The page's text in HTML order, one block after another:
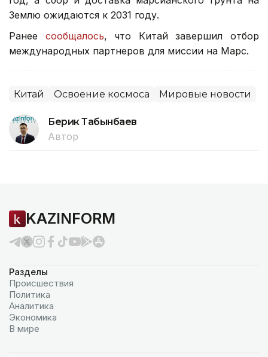
Землю ожидаются к 2031 году.
Ранее сообщалось, что Китай завершил отбор
международных партнеров для миссии на Марс.
Китай Освоение космоса Мировые новости
Берик Табынбаев
Автор
KAZINFORM
Разделы
Происшествия
Политика
Аналитика
Экономика
В мире